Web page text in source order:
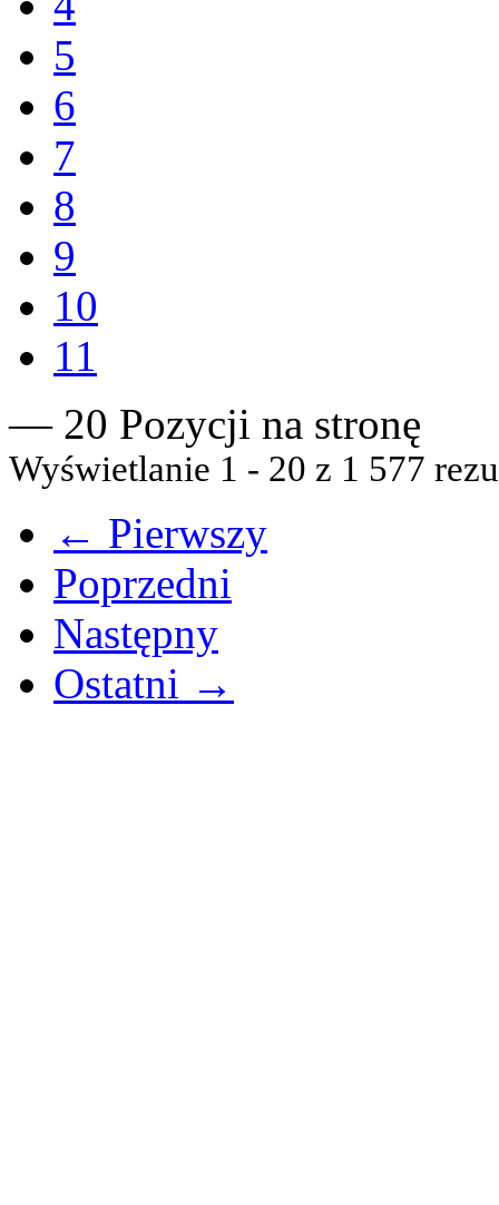
5
6
7
8
9
10
11
— 20 Pozycji na stronę
Wyświetlanie 1 - 20 z 1 577
← Pierwszy
Poprzedni
Następny
Ostatni →